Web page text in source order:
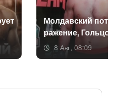
Мол­давс­кий
раже­ние,
8 Авг, 08:09